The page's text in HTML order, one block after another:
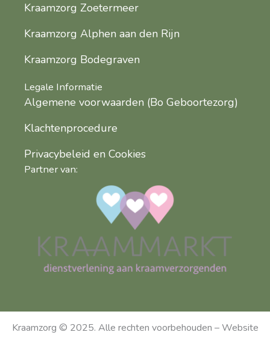
Kraamzorg Zoetermeer
Kraamzorg Alphen aan den Rijn
Kraamzorg Bodegraven
Legale Informatie
Algemene voorwaarden (Bo Geboortezorg)
Klachtenprocedure
Privacybeleid en Cookies
Partner van:
Kraamzorg © 2025. Alle rechten voorbehouden – Website